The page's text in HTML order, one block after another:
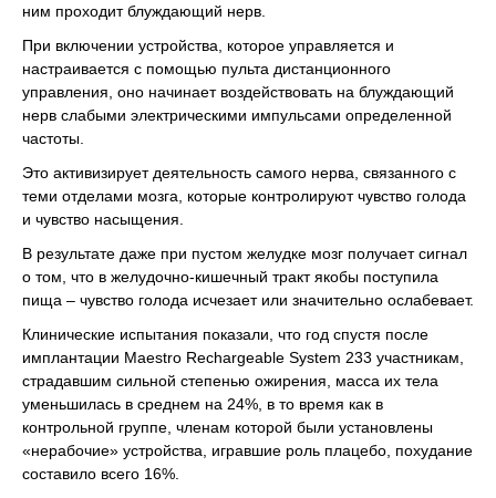
ним проходит блуждающий нерв.
При включении устройства, которое управляется и
настраивается с помощью пульта дистанционного
управления, оно начинает воздействовать на блуждающий
нерв слабыми электрическими импульсами определенной
частоты.
Это активизирует деятельность самого нерва, связанного с
теми отделами мозга, которые контролируют чувство голода
и чувство насыщения.
В результате даже при пустом желудке мозг получает сигнал
о том, что в желудочно-кишечный тракт якобы поступила
пища – чувство голода исчезает или значительно ослабевает.
Клинические испытания показали, что год спустя после
имплантации Maestro Rechargeable System 233 участникам,
страдавшим сильной степенью ожирения, масса их тела
уменьшилась в среднем на 24%, в то время как в
контрольной группе, членам которой были установлены
«нерабочие» устройства, игравшие роль плацебо, похудание
составило всего 16%.